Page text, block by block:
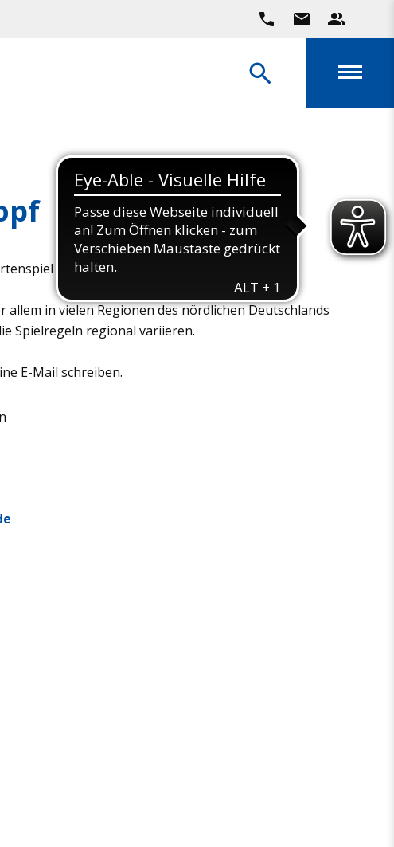
für vier Personen.
allem in vielen Regionen des nördlichen Deutschlands
Spielregeln regional variieren.
E-Mail schreiben.